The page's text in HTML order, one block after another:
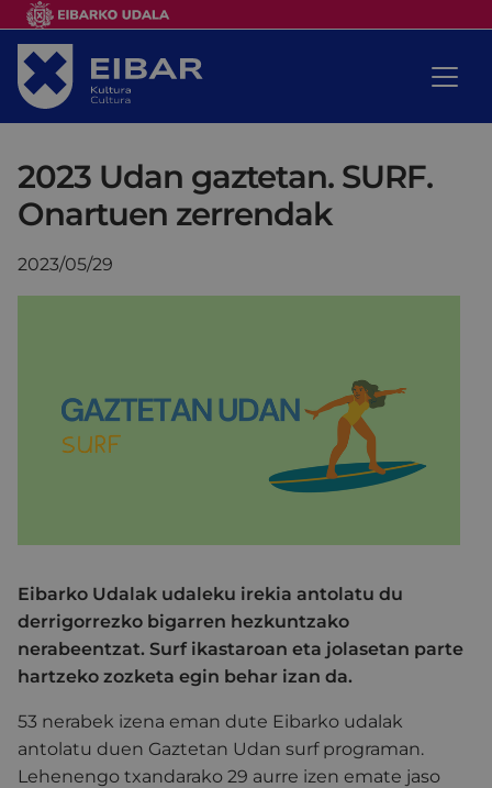
2023 Udan gaztetan. SURF.
Onartuen zerrendak
2023/05/29
Eibarko Udalak udaleku irekia antolatu du
derrigorrezko bigarren hezkuntzako
nerabeentzat. Surf ikastaroan eta jolasetan parte
hartzeko zozketa egin behar izan da.
53 nerabek izena eman dute Eibarko udalak
antolatu duen Gaztetan Udan surfprograman.
Lehenengo txandarako 29 aurre izen emate jaso